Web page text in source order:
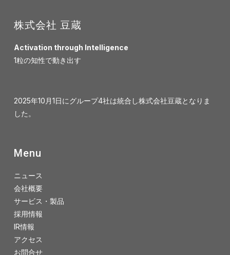
株式会社 豆蔵
Activation through Intelligence
1粒の知性で動き出す
2025年10月1日にグループ4社は統合し株式会社豆蔵となりま
した。
Menu
ニュース
会社概要
サービス・製品
採用情報
IR情報
アクセス
お問合せ